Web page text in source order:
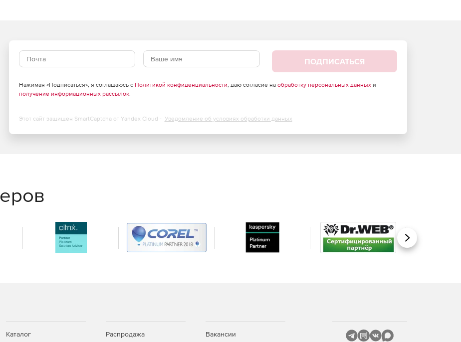
ПОДПИСАТЬСЯ
Нажимая «Подписаться», я соглашаюсь с Политикой конфиденциальности, даю согласие на обработку персональных данныхи
получение информационных рассылок.
Этот сайт защищен SmartCaptcha от Yandex Cloud - Уведомление об условиях обработки данных
Вперед
Каталог Распродажа Вакансии